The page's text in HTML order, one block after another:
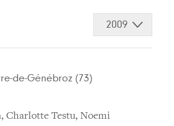
2009
de-Génébroz (73)
, Charlotte Testu, Noemi